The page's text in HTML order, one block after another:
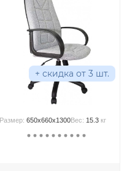
+ скидка от 3 шт.
Размер:650x660x1300Вес: 15.3 кг